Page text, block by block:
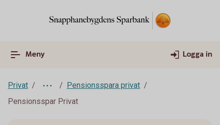
Meny Logga in
Privat
Pensionsspara privat
Pensionsspar Privat